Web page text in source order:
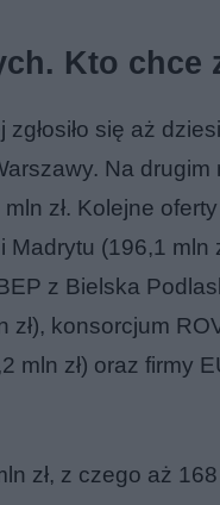
Kto chce
się aż
Na
zł. Kolejne
(196,1 mln
z Bielska
konsorcjum
mln zł) oraz firmy
zł, z czego aż